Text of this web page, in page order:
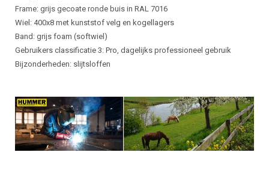
Frame: grijs gecoate ronde buis in RAL 7016
Wiel: 400x8 met kunststof velg en kogellagers
Band: grijs foam (softwiel)
Gebruikers classificatie 3: Pro, dagelijks professioneel gebruik
Bijzonderheden: slijtsloffen